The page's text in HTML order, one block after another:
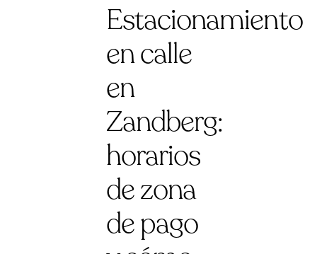
Estacionamiento
en calle
en
Zandberg:
horarios
de zona
de pago